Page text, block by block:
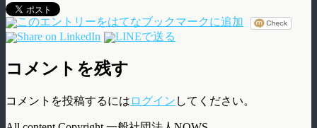
コメントを残す
コメントを投稿するには ログイン してください。